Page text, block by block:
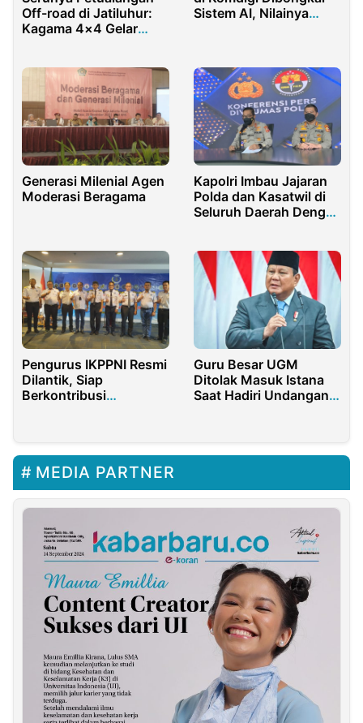
Off-road di Jatiluhur:
Kagama 4×4 Gelar
dan Pariwisata
Sistem AI, Nilainya
Generasi Milenial Agen
Moderasi Beragama
Kapolri Imbau Jajaran
Polda dan Kasatwil di
Seluruh Daerah Dengan
Pengurus IKPPNI Resmi
Dilantik, Siap
Berkontribusi
Guru Besar UGM
Ditolak Masuk Istana
Saat Hadiri Undangan
MEDIA PARTNER